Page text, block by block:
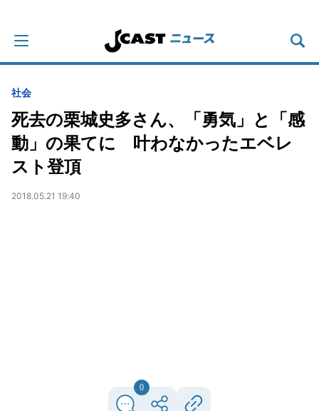
社会
死去の栗城史多さん、「勇気」と「感
動」の果てに 叶わなかったエベレ
スト登頂
2018.05.21 19:40
0